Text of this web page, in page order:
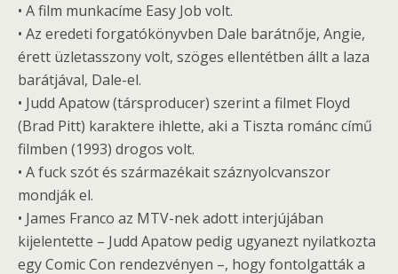
• A film munkacíme Easy Job volt.
• Az eredeti forgatókönyvben Dale barátnője, Angie,
érett üzletasszony volt, szöges ellentétben állt a laza
barátjával, Dale-el.
• Judd Apatow (társproducer) szerint a filmet Floyd
(Brad Pitt) karaktere ihlette, aki a Tiszta románc című
filmben (1993) drogos volt.
• A fuck szót és származékait száznyolcvanszor
mondják el.
• James Franco az MTV-nek adott interjújában
kijelentette – Judd Apatow pedig ugyanezt nyilatkozta
egy Comic Con rendezvényen –, hogy fontolgatták a